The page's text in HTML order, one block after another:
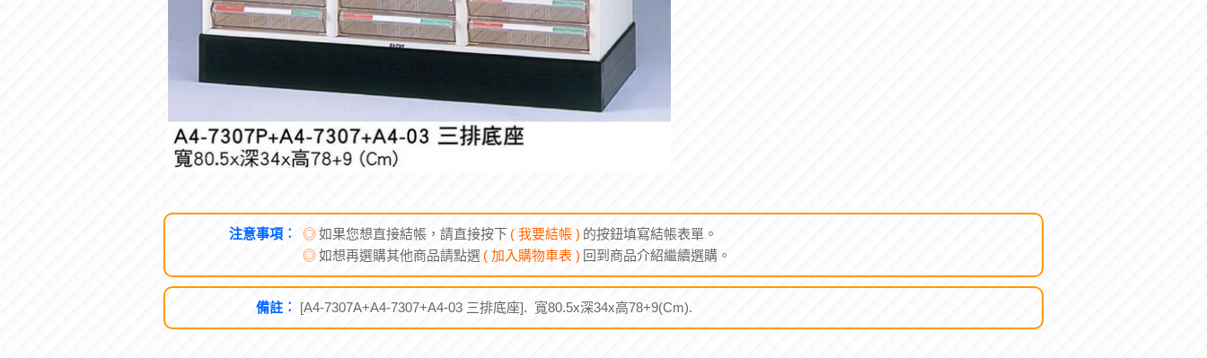
注意事項︰ ◎如果您想直接結帳，請直接按下 ( 我要結帳 ) 的按鈕填寫結帳表單。
◎如想再選購其他商品請點選 ( 加入購物車表 ) 回到商品介紹繼續選購。
備註︰ [A4-7307A+A4-7307+A4-03 三排底座]. 寬80.5x深34x高78+9(Cm).